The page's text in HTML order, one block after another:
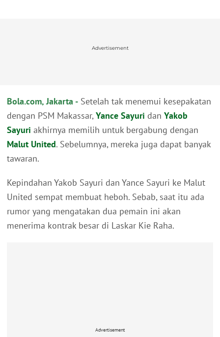
Advertisement
Bola.com, Jakarta - Setelah tak menemui kesepakatan
dengan PSM Makassar, Yance Sayuri dan Yakob
Sayuri akhirnya memilih untuk bergabung dengan
Malut United. Sebelumnya, mereka juga dapat banyak
tawaran.
Kepindahan Yakob Sayuri dan Yance Sayuri ke Malut
United sempat membuat heboh. Sebab, saat itu ada
rumor yang mengatakan dua pemain ini akan
menerima kontrak besar di Laskar Kie Raha.
Advertisement